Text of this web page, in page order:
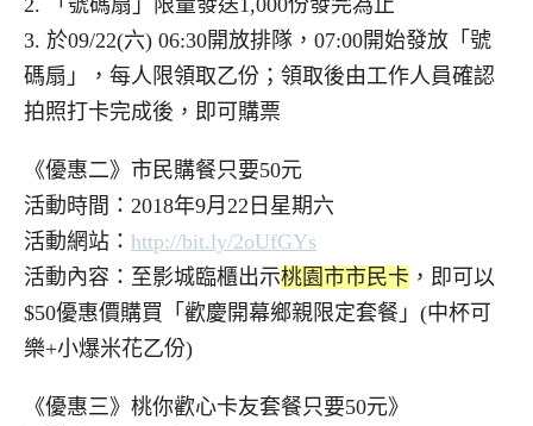
2. 「號碼扇」限量發送1,000份發完為止
3. 於09/22(六) 06:30開放排隊，07:00開始發放「號
碼扇」，每人限領取乙份；領取後由工作人員確認
拍照打卡完成後，即可購票
《優惠二》市民購餐只要50元
活動時間：2018年9月22日星期六
活動網站： http://bit.ly/2oUfGYs
活動內容：至影城臨櫃出示桃園市市民卡 ，即可以
$50優惠價購買「歡慶開幕鄉親限定套餐」(中杯可
樂+小爆米花乙份)
《優惠三》桃你歡心卡友套餐只要50元》